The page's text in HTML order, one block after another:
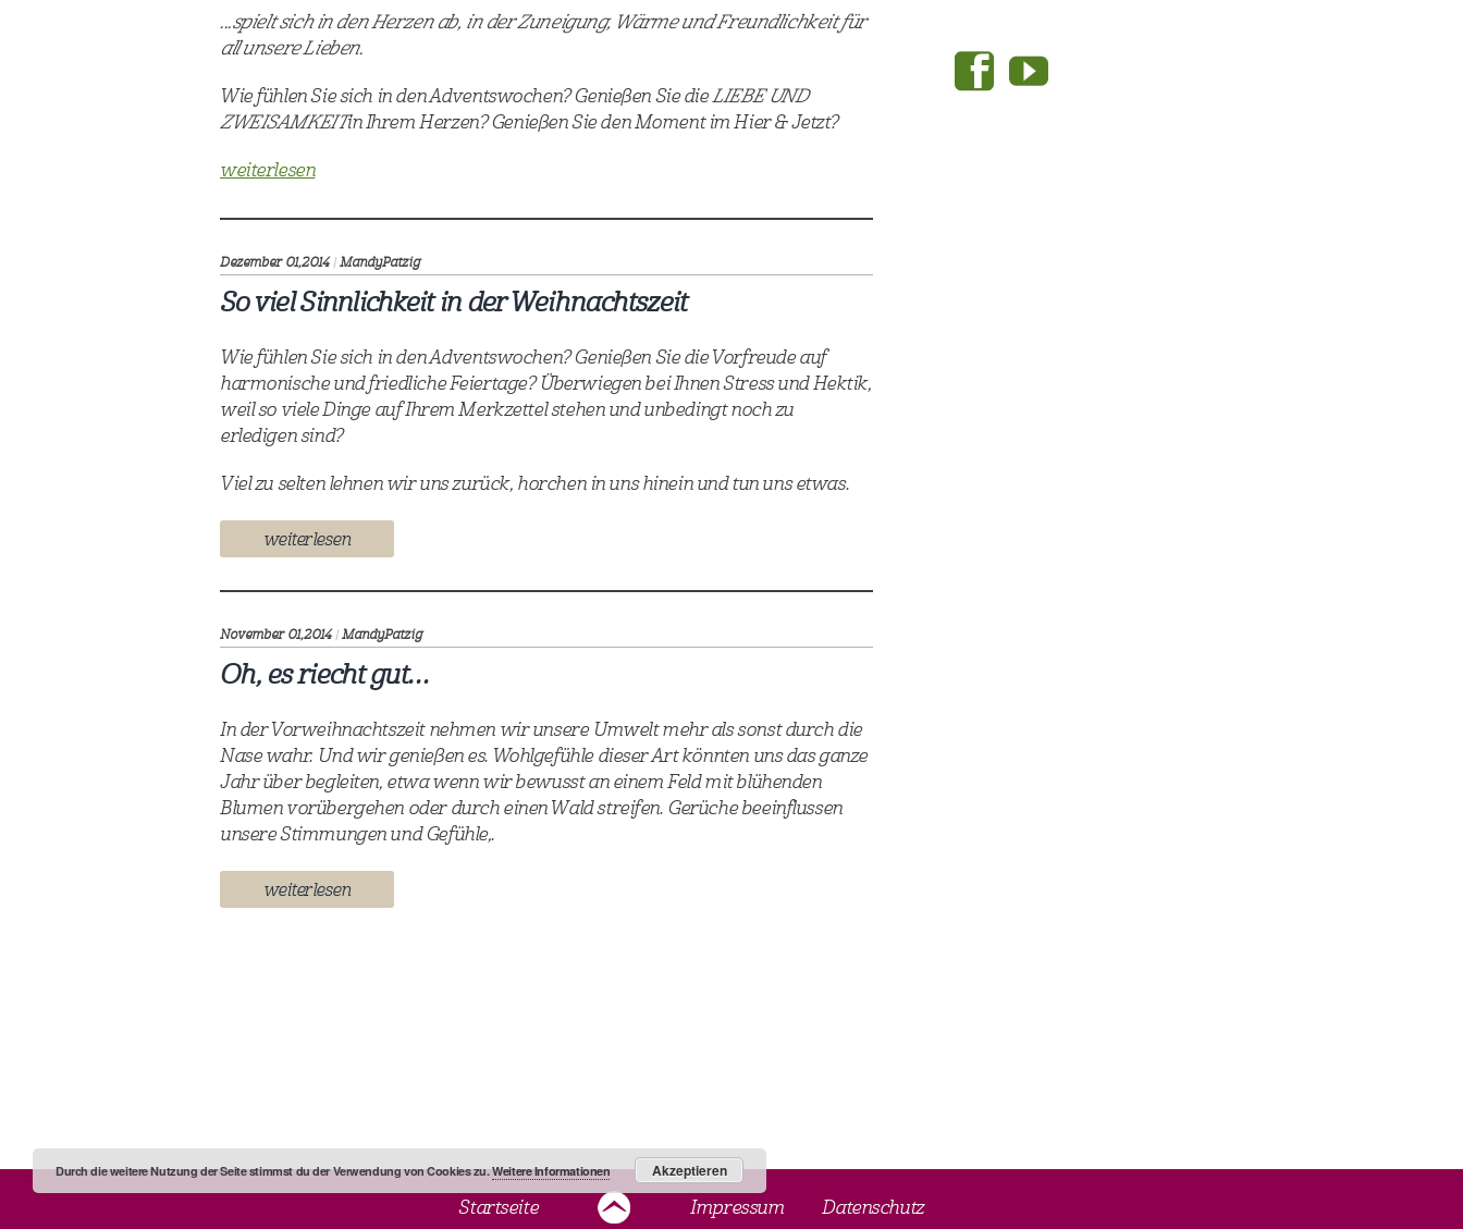
...spielt sich in den Herzen ab, in der Zuneigung, Wärme und Freundlichkeit für
all unsere Lieben.
Wie fühlen Sie sich in den Adventswochen? Genießen Sie dieLIEBE UND
ZWEISAMKEITin Ihrem Herzen? Genießen Sie den Moment im Hier & Jetzt?
weiterlesen
Dezember 01,2014 | MandyPatzig
So viel Sinnlichkeit in der Weihnachtszeit
Wie fühlen Sie sich in den Adventswochen? Genießen Sie die Vorfreude auf
harmonische und friedliche Feiertage? Überwiegen bei Ihnen Stress und Hektik,
weil so viele Dinge auf Ihrem Merkzettel stehen und unbedingt noch zu
erledigen sind?
Viel zu selten lehnen wir uns zurück, horchen in uns hinein und tun uns etwas.
weiterlesen
November 01,2014 | MandyPatzig
Oh, es riecht gut…
In der Vorweihnachtszeit nehmen wir unsere Umwelt mehr als sonst durch die
Nase wahr. Und wir genießen es. Wohlgefühle dieser Art könnten uns das ganze
Jahr über begleiten, etwa wenn wir bewusst an einem Feld mit blühenden
Blumen vorübergehen oder durch einen Wald streifen. Gerüche beeinflussen
unsere Stimmungen und Gefühle,.
weiterlesen
Startseite Impressum Datenschutz
Durch die weitere Nutzung der Seite stimmst du der Verwendung von Cookies zu.Weitere Informationen Akzeptieren